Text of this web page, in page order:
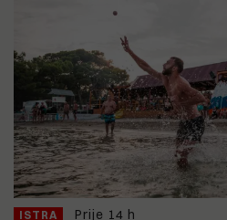
ISTRA Prije 14 h